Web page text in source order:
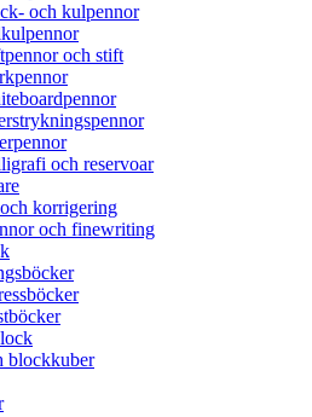
och kulpennor
och stift
och reservoar
korrigering
och finewriting
blockkuber